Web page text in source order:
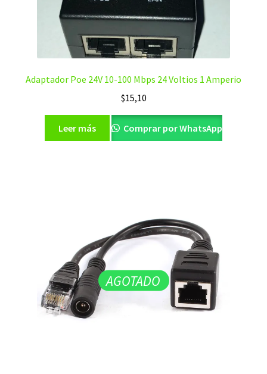
Adaptador Poe 24V 10-100 Mbps 24 Voltios 1 Amperio
$15,10
Leer más Comprar por WhatsApp
AGOTADO